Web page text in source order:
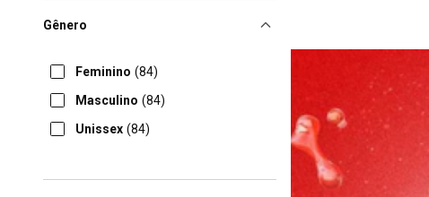
Gênero
Feminino (84)
Masculino (84)
Unissex (84)